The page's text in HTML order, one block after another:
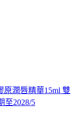
原潤唇精華15ml 雙
至2028/5